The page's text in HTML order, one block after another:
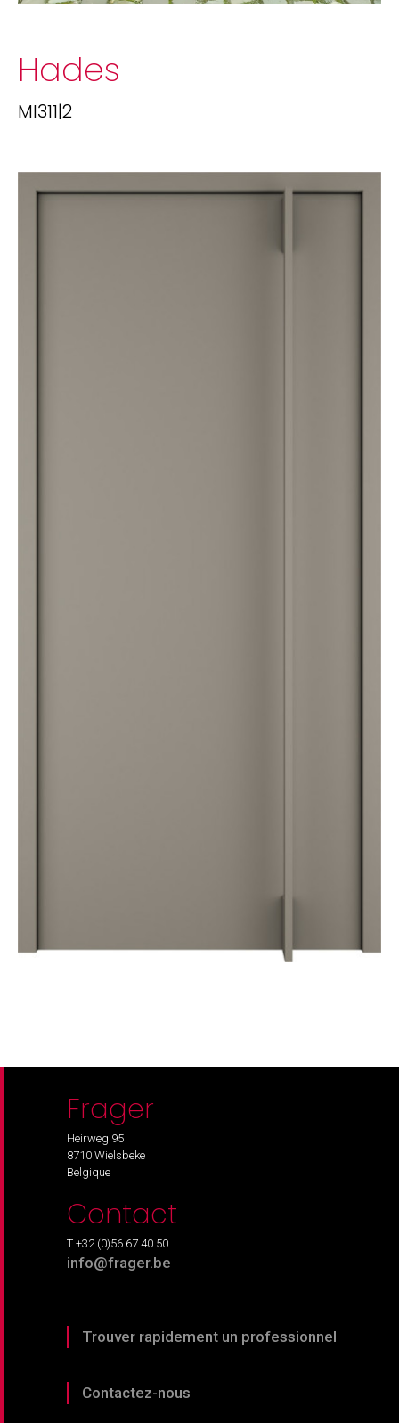
Hades
MI311|2
Frager
Heirweg 95
8710 Wielsbeke
Belgique
Contact
T +32 (0)56 67 40 50
info@frager.be
Trouver rapidement un professionnel
Contactez-nous